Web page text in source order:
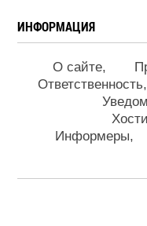
ИНФОРМАЦИЯ
О сайте
Ответственность
Информеры